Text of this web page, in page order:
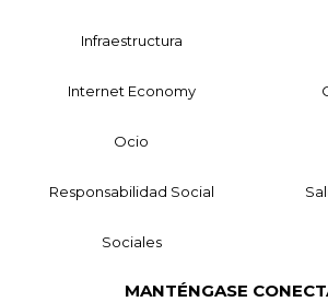
Infraestructura
Internet Economy
Ocio
Responsabilidad Social
Sociales
MANTÉNGASE